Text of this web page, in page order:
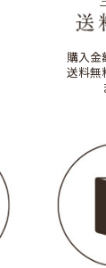
購入金
送料無